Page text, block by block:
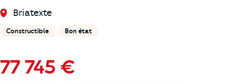
Briatexte
Constructible Bon état
77 745 €